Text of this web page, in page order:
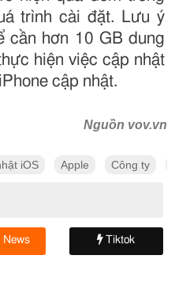
trình cài đặt. Lưu ý
cần hơn 10 GB dung
hiện việc cập nhật
cập nhật.
Nguồn vov.vn
iOS Apple Công ty
News Tiktok